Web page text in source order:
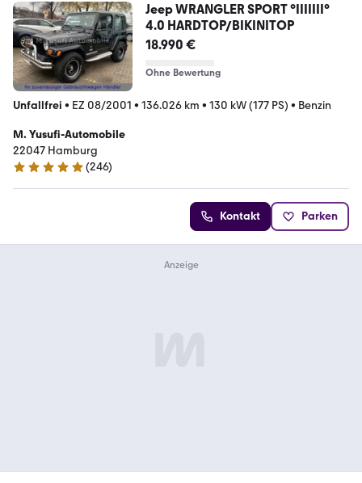
Jeep WRANGLER SPORT °IIIIIII°
4.0 HARDTOP/BIKINITOP
18.990 €
Ohne Bewertung
Unfallfrei • EZ 08/2001 • 136.026 km • 130 kW (177 PS) • Benzin
M. Yusufi-Automobile
22047 Hamburg
4.9 Sterne
(246)
Kontakt Parken